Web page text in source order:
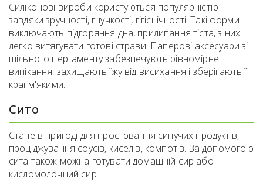
Силіконові вироби користуються популярністю
завдяки зручності, гнучкості, гігієнічності. Такі форми
виключають підгоряння дна, прилипання тіста, з них
легко витягувати готові страви. Паперові аксесуари зі
щільного пергаменту забезпечують рівномірне
випікання, захищають їжу від висихання і зберігають її
краї м'якими.
Сито
Стане в пригоді для просіювання сипучих продуктів,
проціджування соусів, киселів, компотів. За допомогою
сита також можна готувати домашній сир або
кисломолочний сир.